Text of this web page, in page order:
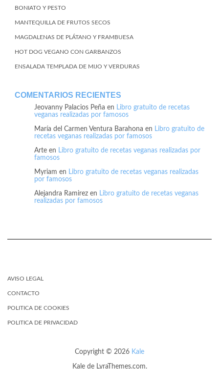
BONIATO Y PESTO
MANTEQUILLA DE FRUTOS SECOS
MAGDALENAS DE PLÁTANO Y FRAMBUESA
HOT DOG VEGANO CON GARBANZOS
ENSALADA TEMPLADA DE MIJO Y VERDURAS
COMENTARIOS RECIENTES
Jeovanny Palacios Peña en Libro gratuito de recetas
veganas realizadas por famosos
María del Carmen Ventura Barahona en Libro gratuito de
recetas veganas realizadas por famosos
Arte en Libro gratuito de recetas veganas realizadas por
famosos
Myriam en Libro gratuito de recetas veganas realizadas
por famosos
Alejandra Ramirez en Libro gratuito de recetas veganas
realizadas por famosos
AVISO LEGAL
CONTACTO
POLITICA DE COOKIES
POLITICA DE PRIVACIDAD
Copyright © 2026 Kale
Kalede LyraThemes.com.